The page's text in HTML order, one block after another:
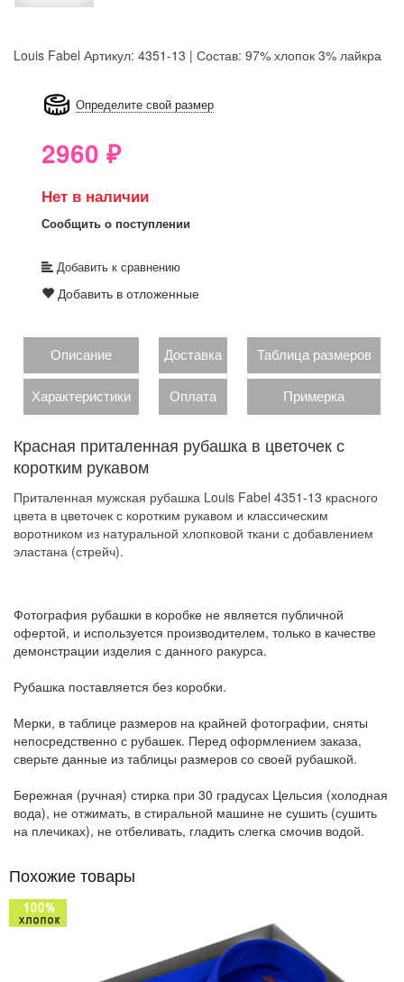
Louis Fabel Артикул: 4351-13 | Состав: 97% хлопок 3% лайкра
Определите свой размер
2960 ₽
Нет в наличии
Сообщить о поступлении
Добавить к сравнению
Добавить в отложенные
Описание Доставка Таблица размеров
Характеристики Оплата Примерка
Красная приталенная рубашка в цветочек с
коротким рукавом
Приталенная мужская рубашка Louis Fabel 4351-13 красного
цвета в цветочек с коротким рукавом и классическим
воротником из натуральной хлопковой ткани с добавлением
эластана (стрейч).
Фотография рубашки в коробке не является публичной
офертой, и используется производителем, только в качестве
демонстрации изделия с данного ракурса.
Рубашка поставляется без коробки.
Мерки, в таблице размеров на крайней фотографии, сняты
непосредственно с рубашек. Перед оформлением заказа,
сверьте данные из таблицы размеров со своей рубашкой.
Бережная (ручная) стирка при 30 градусах Цельсия (холодная
вода), не отжимать, в стиральной машине не сушить (сушить
на плечиках), не отбеливать, гладить слегка смочив водой.
Похожие товары